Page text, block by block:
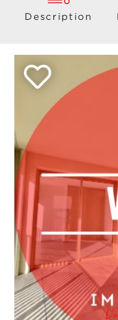
Description